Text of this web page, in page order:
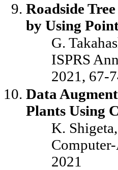
Roadside
by Using
G.
ISPRS
2021, 67-
Data
Plants Using
K.
2021